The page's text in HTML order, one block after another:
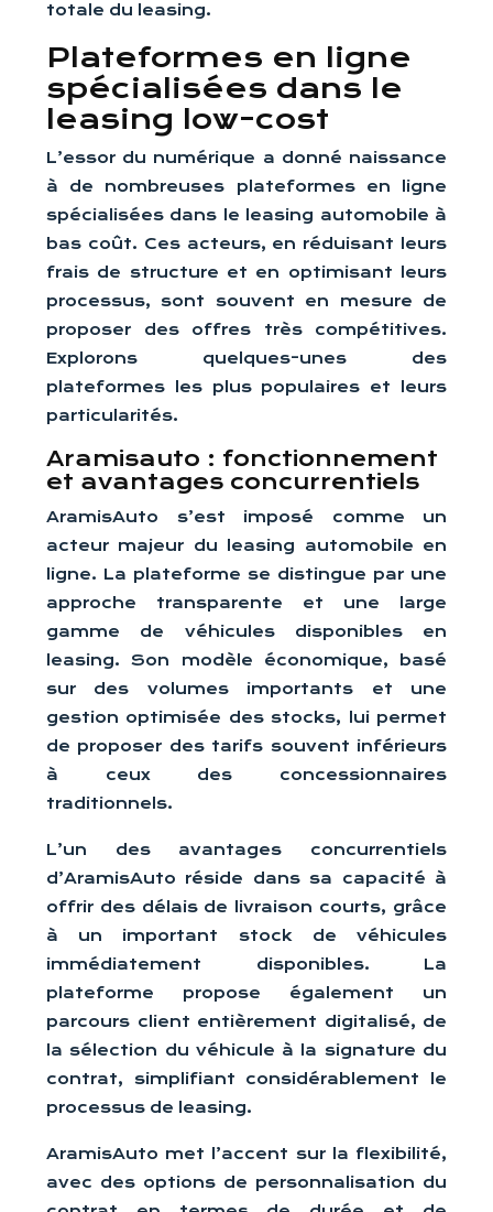
totale du leasing.
Plateformes en ligne
spécialisées dans le
leasing low-cost
L’essor du numérique a donné naissance
à de nombreuses plateformes en ligne
spécialisées dans le leasing automobile à
bas coût. Ces acteurs, en réduisant leurs
frais de structure et en optimisant leurs
processus, sont souvent en mesure de
proposer des offres très compétitives.
Explorons quelques-unes des
plateformes les plus populaires et leurs
particularités.
Aramisauto : fonctionnement
et avantages concurrentiels
AramisAuto s’est imposé comme un
acteur majeur du leasing automobile en
ligne. La plateforme se distingue par une
approche transparente et une large
gamme de véhicules disponibles en
leasing. Son modèle économique, basé
sur des volumes importants et une
gestion optimisée des stocks, lui permet
de proposer des tarifs souvent inférieurs
à ceux des concessionnaires
traditionnels.
L’un des avantages concurrentiels
d’AramisAuto réside dans sa capacité à
offrir des délais de livraison courts, grâce
à un important stock de véhicules
immédiatement disponibles. La
plateforme propose également un
parcours client entièrement digitalisé, de
la sélection du véhicule à la signature du
contrat, simplifiant considérablement le
processus de leasing.
AramisAuto met l’accent sur la flexibilité,
avec des options de personnalisation du